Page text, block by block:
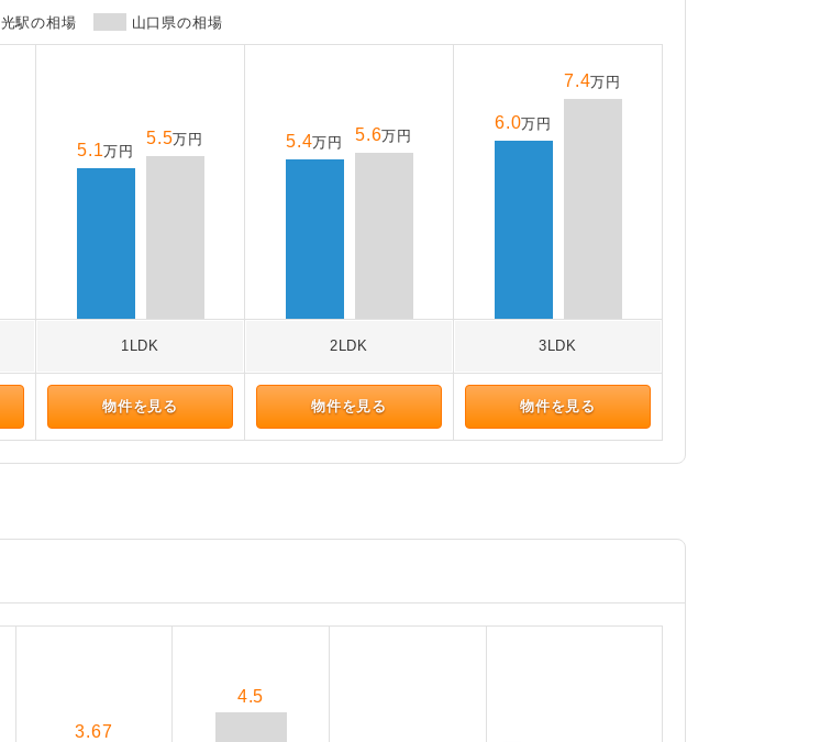
光駅の相場 山口県の相場
1LDK 2LDK 3LDK
物件を見る 物件を見る 物件を見る
5.1万円
5.5万円 5.4万円 5.6万円
6.0万円
7.4万円
3.67
4.5